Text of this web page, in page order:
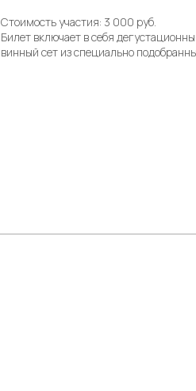
Стоимость участия: 3 000 руб.
Билет включает в себя
винный сет из специально